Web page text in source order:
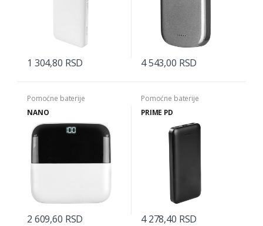
1 304,80 RSD 4 543,00 RSD
Pomoćne baterije
NANO
2 609,60 RSD
Pomoćne baterije
PRIME PD
4 278,40 RSD